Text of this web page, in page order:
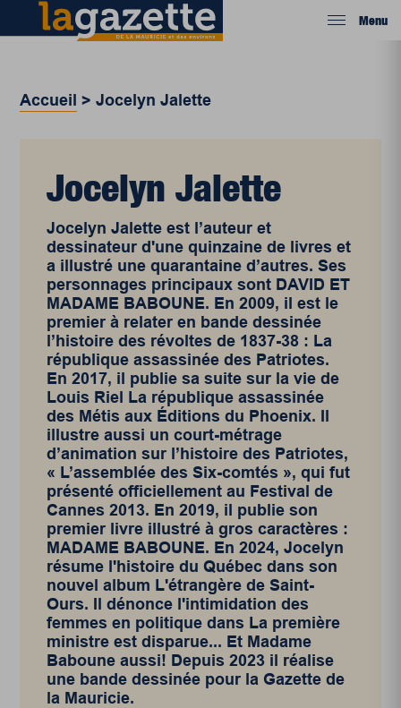
Menu
Accueil >Jocelyn Jalette
Jocelyn Jalette
Jocelyn Jalette est l’auteur et
dessinateur d'une quinzaine de livres et
a illustré une quarantaine d’autres. Ses
personnages principaux sont DAVID ET
MADAME BABOUNE. En 2009, il est le
premier à relater en bande dessinée
l’histoire des révoltes de 1837-38 : La
république assassinée des Patriotes.
En 2017, il publie sa suite sur la vie de
Louis Riel La république assassinée
des Métis aux Éditions du Phoenix. Il
illustre aussi un court-métrage
d’animation sur l’histoire des Patriotes,
« L’assemblée des Six-comtés », qui fut
présenté officiellement au Festival de
Cannes 2013. En 2019, il publie son
premier livre illustré à gros caractères :
MADAME BABOUNE. En 2024, Jocelyn
résume l'histoire du Québec dans son
nouvel album L'étrangère de Saint-
Ours. Il dénonce l'intimidation des
femmes en politique dans La première
ministre est disparue... Et Madame
Baboune aussi! Depuis 2023 il réalise
une bande dessinée pour la Gazette de
la Mauricie.